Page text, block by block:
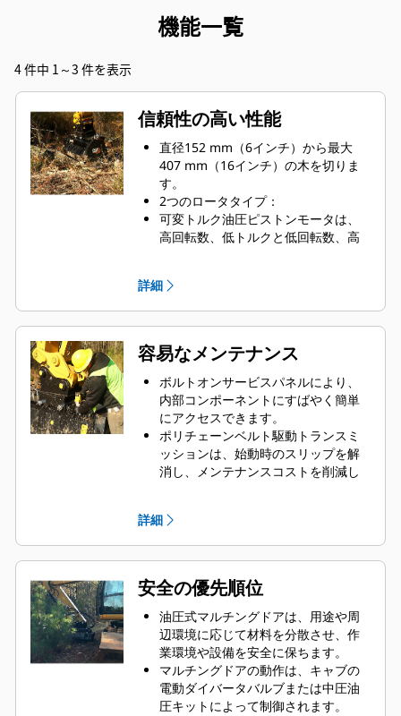
機能一覧
4 件中 1～3 件を表示
信頼性の高い性能
直径152 mm（6インチ）から最大
407 mm（16インチ）の木を切りま
す。
2つのロータタイプ：
可変トルク油圧ピストンモータは、
高回転数、低トルクと低回転数、高
きにパワーを与えます。
ブラケットを使用すると、マルチャ
ーを各サイズクラス内のさまざまな
油圧ショベルに取り付けることがで
きます。
千鳥状の歯の設計により、失速と干
渉を軽減します。
マルチャーティースオプションは、
用途と最終的な材料サイズの好みに
よって異なります：
硬化されたカウンターブレードによ
詳細
容易なメンテナンス
ボルトオンサービスパネルにより、
内部コンポーネントにすばやく簡単
にアクセスできます。
ポリチェーンベルト駆動トランスミ
ッションは、始動時のスリップを解
消し、メンテナンスコストを削減し
する粉塵からのほこり、損傷、衝撃
からモータを保護します。
アクセスボルトをパネルに引き込
み、粉塵から保護して、サービスパ
ネルを確実に保護します。
現場で交換可能な摩耗部品を使用し
て、より迅速に業務に復帰できま
す。
詳細
安全の優先順位
油圧式マルチングドアは、用途や周
辺環境に応じて材料を分散させ、作
業環境や設備を安全に保ちます。
マルチングドアの動作は、キャブの
電動ダイバータバルブまたは中圧油
圧キットによって制御されます。